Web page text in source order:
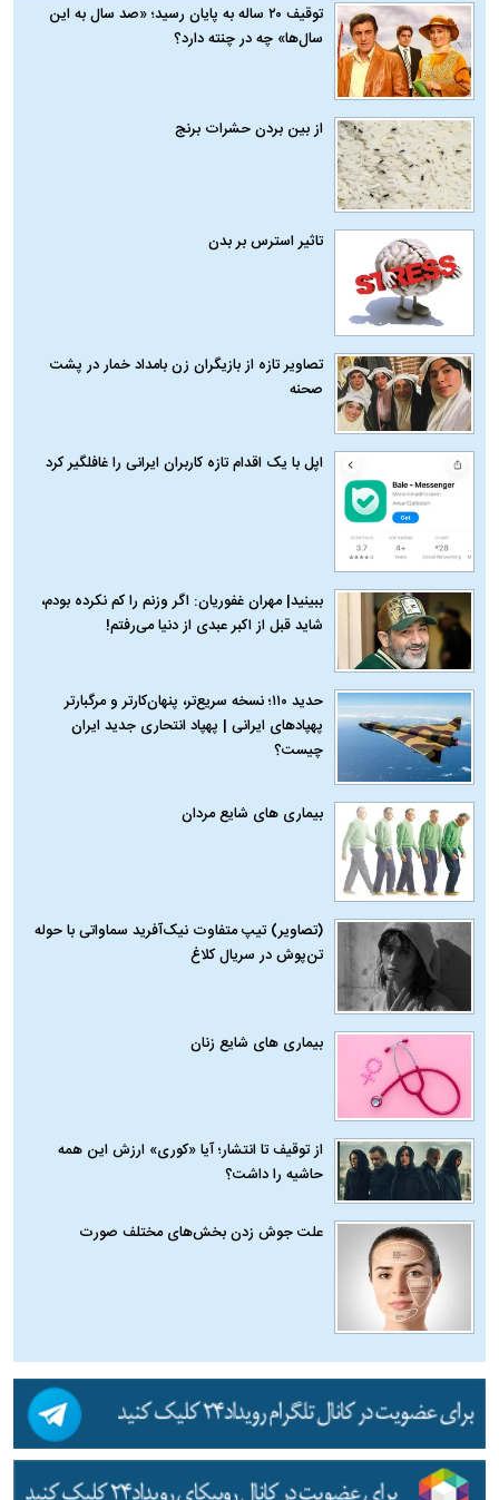
توقیف ۲۰ ساله به پایان رسید؛ «صد سال به این
سال‌ها» چه در چنته دارد؟
از بین بردن حشرات برنج
تاثیر استرس بر بدن
تصاویر تازه از بازیگران زن بامداد خمار در پشت
صحنه
اپل با یک اقدام تازه کاربران ایرانی را غافلگیر کرد
ببینید| مهران غفوریان: اگر وزنم را کم نکرده بودم،
شاید قبل از اکبر عبدی از دنیا می‌رفتم!
حدید ۱۱۰؛ نسخه سریع‌تر، پنهان‌کارتر و مرگبارتر
پهپادهای ایرانی | پهپاد انتحاری جدید ایران
چیست؟
بیماری‌ های شایع مردان
(تصاویر) تیپ متفاوت نیک‌آفرید سماواتی با حوله
تن‌پوش در سریال کلاغ
بیماری‌ های شایع زنان
از توقیف تا انتشار؛ آیا «کوری» ارزش این همه
حاشیه را داشت؟
علت جوش زدن بخش‌های مختلف صورت